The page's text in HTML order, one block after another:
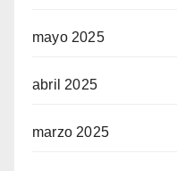
mayo 2025
abril 2025
marzo 2025